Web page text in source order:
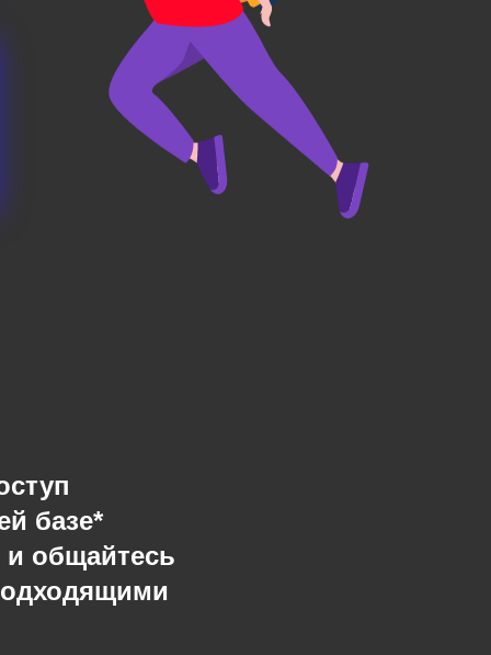
базе*
и общайтесь